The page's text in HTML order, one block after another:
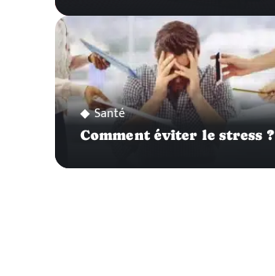
Santé
Comment éviter le stress ?